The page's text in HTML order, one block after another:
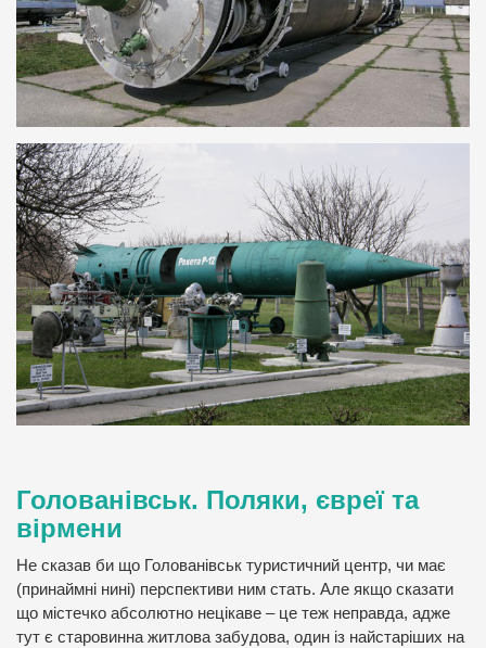
Голованівськ. Поляки, євреї та
вірмени
Не сказав би що Голованівськ туристичний центр, чи має
(принаймні нині) перспективи ним стать. Але якщо сказати
що містечко абсолютно нецікаве – це теж неправда, адже
тут є старовинна житлова забудова, один із найстаріших на